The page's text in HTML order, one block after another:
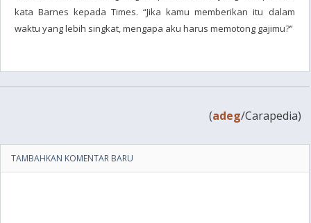
kata Barnes kepada Times. “Jika kamu memberikan itu dalam
waktu yang lebih singkat, mengapa aku harus memotong gajimu?”
(adeg/Carapedia)
TAMBAHKAN KOMENTAR BARU